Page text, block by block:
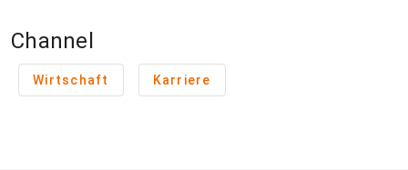
Channel
Wirtschaft Karriere